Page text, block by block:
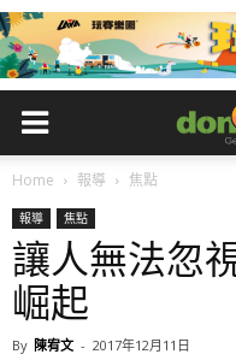
Home 報導 焦點
報導 焦點
讓人無法忽
崛起
By 陳宥文 - 2017年12月11日